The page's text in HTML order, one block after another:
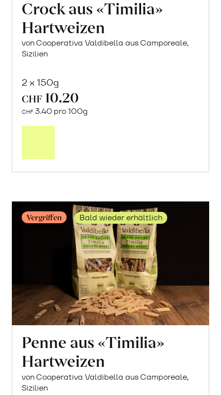
Crock aus «Timilia»
Hartweizen
von Cooperativa Valdibella aus Camporeale,
Sizilien
2 x 150g
CHF 10.20
CHF 3.40 pro 100g
«Timilia»
Vergriffen Bald wieder erhältlich
Penne aus «Timilia»
Hartweizen
von Cooperativa Valdibella aus Camporeale,
Sizilien